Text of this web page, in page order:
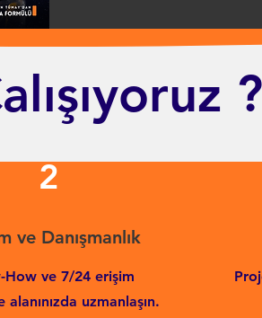
?
2
ve Danışmanlık
How ve 7/24 erişim
uzmanlaşın.